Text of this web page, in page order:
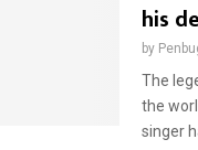
his
by
The
the
singer